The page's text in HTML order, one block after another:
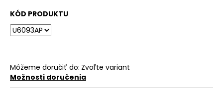
KÓD PRODUKTU
Môžeme doručiť do: Zvoľte variant
Možnosti doručenia